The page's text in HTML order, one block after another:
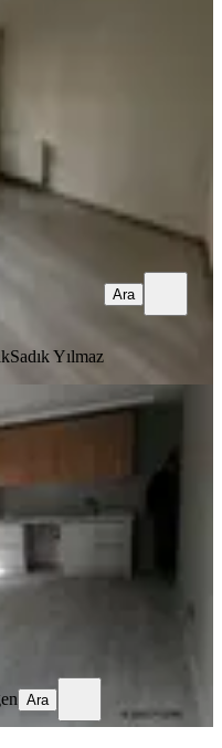
Sadık Yılmaz
Ara
Mitatpaşa Cadesi
·07.05.2026
Ara